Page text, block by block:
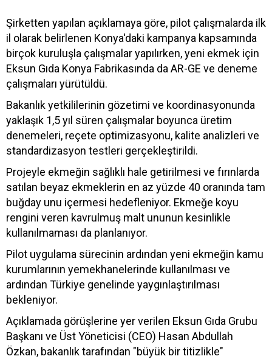
Şirketten yapılan açıklamaya göre, pilot çalışmalarda ilk
il olarak belirlenen Konya'daki kampanya kapsamında
birçok kuruluşla çalışmalar yapılırken, yeni ekmek için
Eksun Gıda Konya Fabrikasında da AR-GE ve deneme
çalışmaları yürütüldü.
Bakanlık yetkililerinin gözetimi ve koordinasyonunda
yaklaşık 1,5 yıl süren çalışmalar boyunca üretim
denemeleri, reçete optimizasyonu, kalite analizleri ve
standardizasyon testleri gerçekleştirildi.
Projeyle ekmeğin sağlıklı hale getirilmesi ve fırınlarda
satılan beyaz ekmeklerin en az yüzde 40 oranında tam
buğday unu içermesi hedefleniyor. Ekmeğe koyu
rengini veren kavrulmuş malt ununun kesinlikle
kullanılmaması da planlanıyor.
Pilot uygulama sürecinin ardından yeni ekmeğin kamu
kurumlarının yemekhanelerinde kullanılması ve
ardından Türkiye genelinde yaygınlaştırılması
bekleniyor.
Açıklamada görüşlerine yer verilen Eksun Gıda Grubu
Başkanı ve Üst Yöneticisi (CEO) Hasan Abdullah
Özkan, bakanlık tarafından "büyük bir titizlikle"